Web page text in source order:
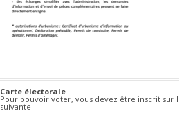
Carte électorale
Pour pouvoir voter, vous devez être inscrit sur
suivante.